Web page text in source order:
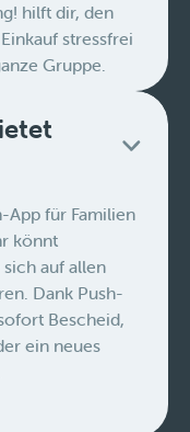
hilft dir, den
stressfrei
Gruppe.
App für Familien
könnt
auf allen
Dank Push-
Bescheid,
ein neues